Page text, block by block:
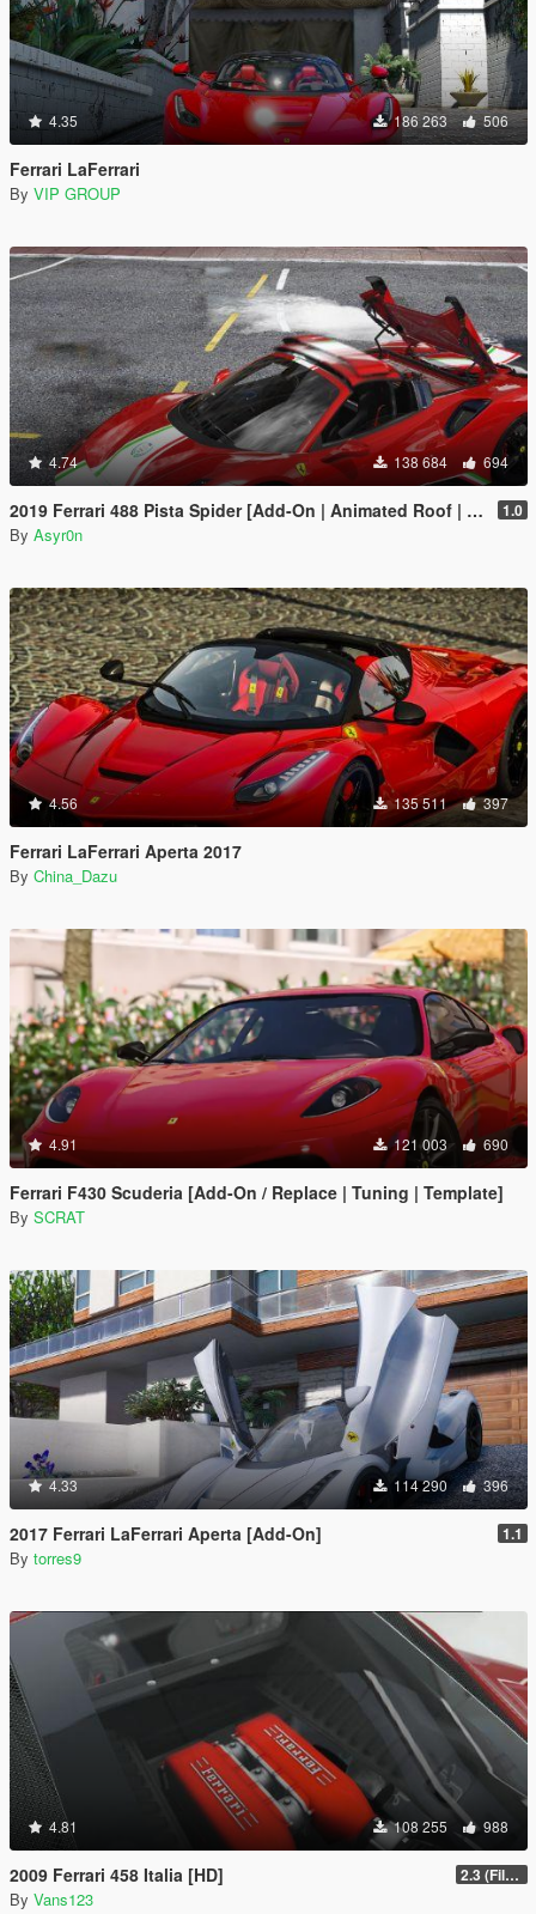
4.35 186 263 506
Ferrari LaFerrari
By VIP GROUP
4.74 138 684 694
2019 Ferrari 488 Pista Spider [Add-On | Animated Roof | Template] 1.0
By Asyr0n
4.56 135 511 397
Ferrari LaFerrari Aperta 2017
By China_Dazu
4.91 121 003 690
Ferrari F430 Scuderia [Add-On / Replace | Tuning | Template]
By SCRAT
4.33 114 290 396
2017 Ferrari LaFerrari Aperta [Add-On] 1.1
By torres9
4.81 108 255 988
2009 Ferrari 458 Italia [HD] 2.3 (Files Fix)
By Vans123